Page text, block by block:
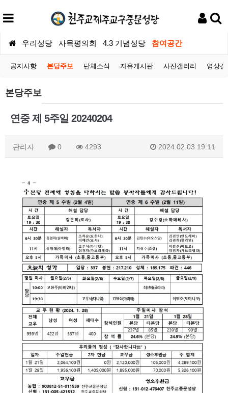
우리성당 사목평의회 4.3 기념성당 참여공간
공지사항 본당주보 단체소식 자유게시판 사진갤러리 영상
본당주보
연중 제 5주일 20240204
관리자 0 4293 2024.02.03 19:11